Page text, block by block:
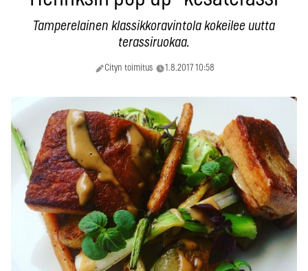
Tamperelainen klassikkoravintola kokeilee uutta
terassiruokaa.
Cityn toimitus 1.8.2017 10:58